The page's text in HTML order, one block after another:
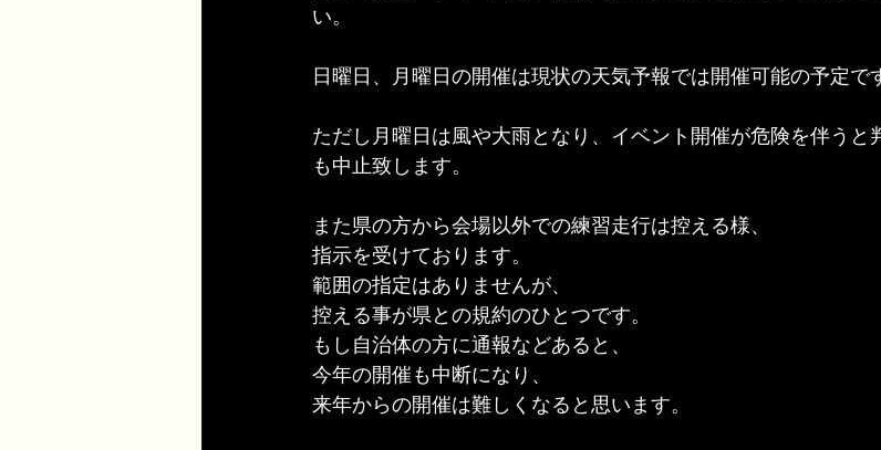
い。
日曜日、月曜日の開催は現状の天気予報では開催可能の予定で
ただし月曜日は風や大雨となり、イベント開催が危険を伴うと
も中止致します。
また県の方から会場以外での練習走行は控える様、
指示を受けております。
範囲の指定はありませんが、
控える事が県との規約のひとつです。
もし自治体の方に通報などあると、
今年の開催も中断になり、
来年からの開催は難しくなると思います。